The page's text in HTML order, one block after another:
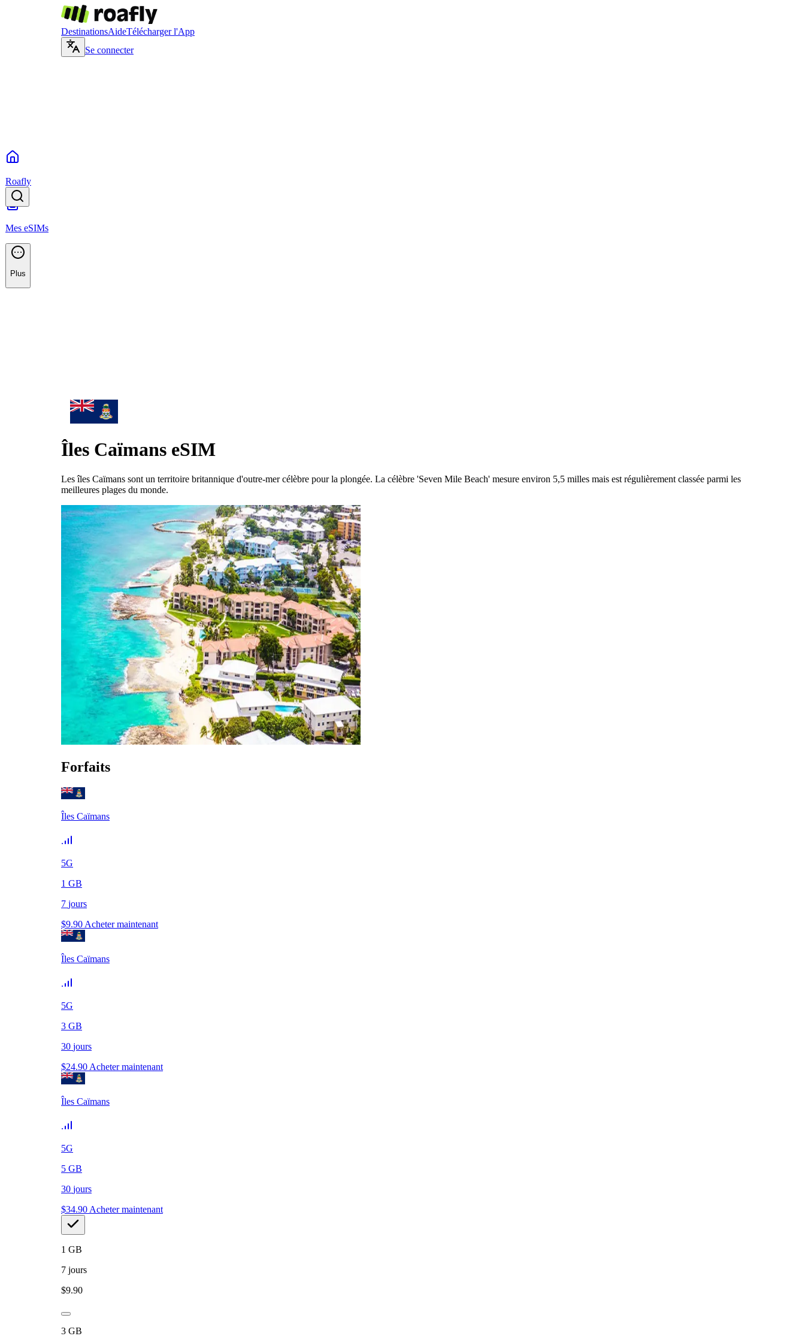
DestinationsAideTélécharger l'App
Se connecter
Roafly
Mes eSIMs
Plus
Îles Caïmans eSIM
Les îles Caïmans sont un territoire britannique d'outre-mer célèbre pour la plongée. La célèbre 'Seven Mile Beach' mesure environ 5,5 milles mais est régulièrement classée parmi les
meilleures plages du monde.
Forfaits
Îles Caïmans
5G
1 GB
7 jours
$9.90 Acheter maintenant
Îles Caïmans
5G
3 GB
30 jours
$24.90 Acheter maintenant
Îles Caïmans
5G
5 GB
30 jours
$34.90 Acheter maintenant
1 GB
7 jours
$9.90
3 GB